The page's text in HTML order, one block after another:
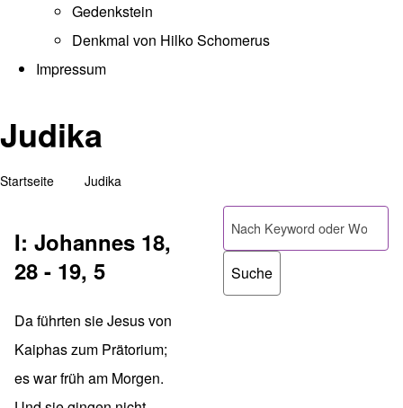
Gedenkstein
Denkmal von Hilko Schomerus
Impressum
Judika
Startseite Judika
I: Johannes 18,
28 - 19, 5
Da führten sie Jesus von
Kaiphas zum Prätorium;
es war früh am Morgen.
Suche